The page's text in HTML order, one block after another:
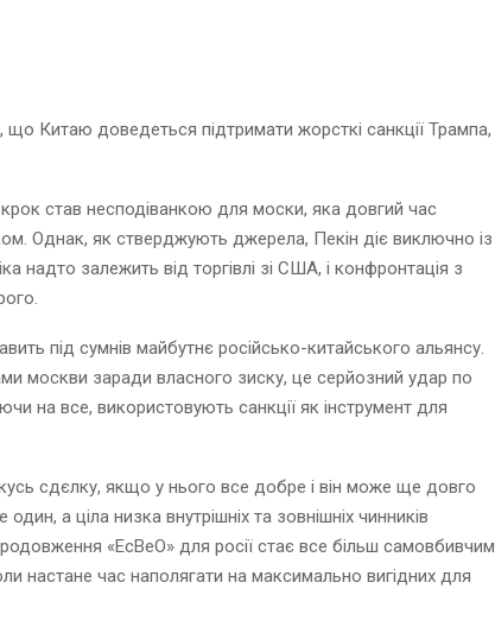
що Китаю доведеться підтримати жорсткі санкції Трампа,
став несподіванкою для моски, яка довгий час
Однак, як стверджують джерела, Пекін діє виключно із
надто залежить від торгівлі зі США, і конфронтація з
під сумнів майбутнє російсько-китайського альянсу.
москви заради власного зиску, це серйозний удар по
на все, використовують санкції як інструмент для
сдєлку, якщо у нього все добре і він може ще довго
а ціла низка внутрішніх та зовнішніх чинників
«ЕсВеО» для росії стає все більш самовбивчим
настане час наполягати на максимально вигідних для